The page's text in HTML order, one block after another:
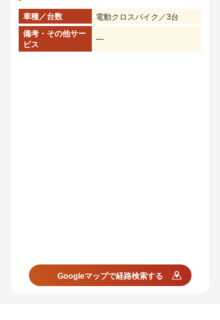
車種／台数
電動クロスバイク／3台
備考・その他サー
ビス
━
Googleマップで経路検索する